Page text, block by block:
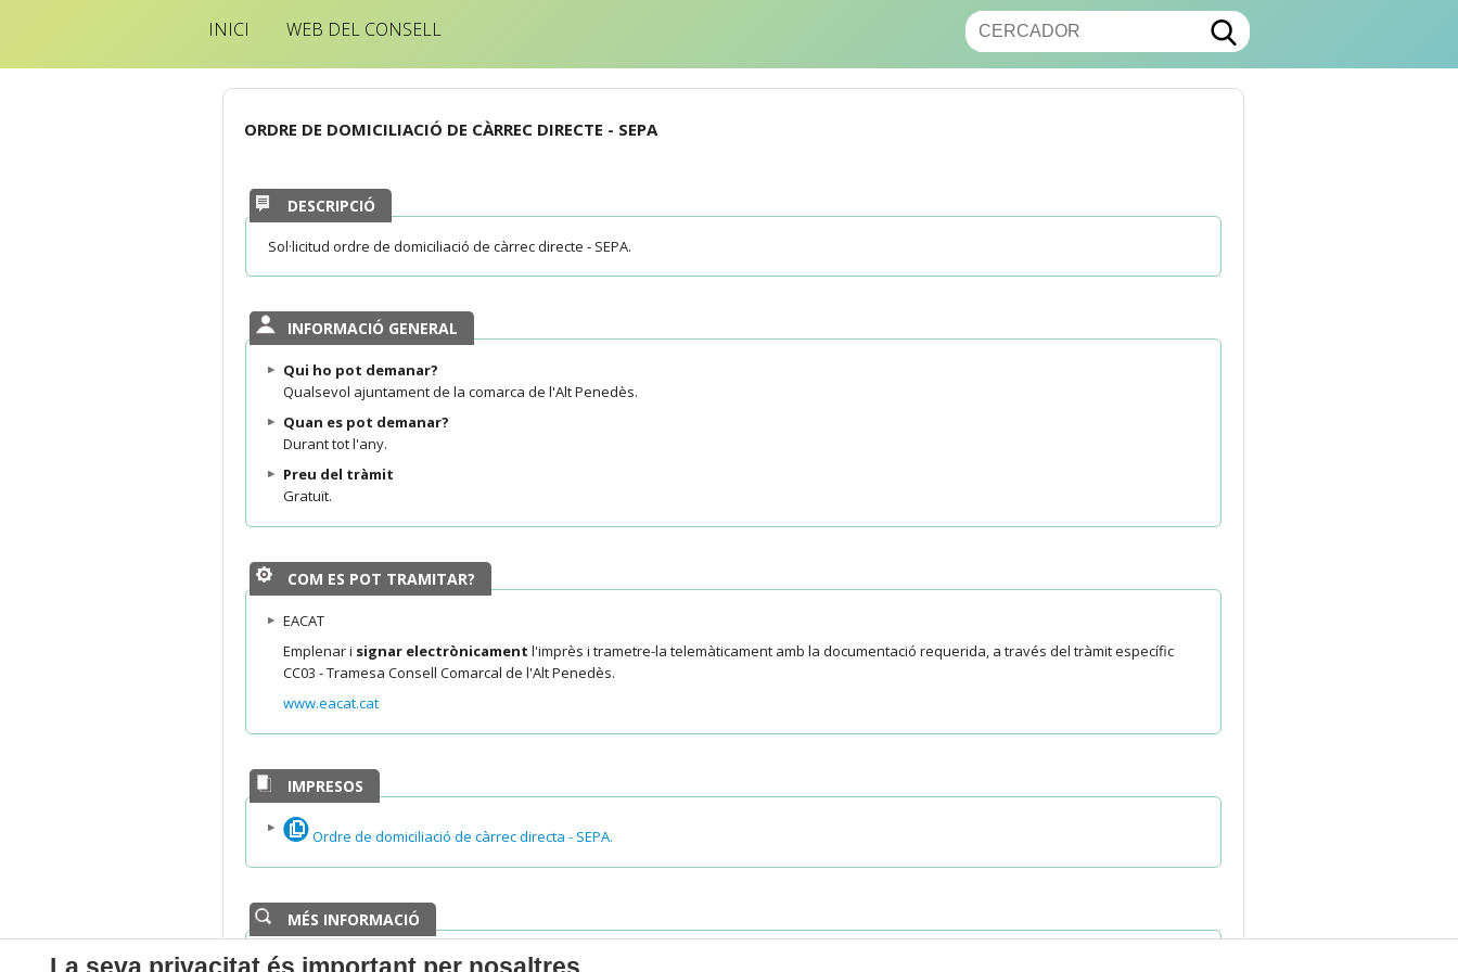
INICI WEB DEL CONSELL
ORDRE DE DOMICILIACIÓ DE CÀRREC DIRECTE - SEPA
DESCRIPCIÓ
Sol·licitud ordre de domiciliació de càrrec directe - SEPA.
INFORMACIÓ GENERAL
Qui ho pot demanar?
Qualsevol ajuntament de la comarca de l'Alt Penedès.
Quan es pot demanar?
Durant tot l'any.
Preu del tràmit
Gratuït.
COM ES POT TRAMITAR?
EACAT
Emplenar i signar electrònicament l'imprès i trametre-la telemàticament amb la documentació requerida, a través del tràmit específic
CC03 - Tramesa Consell Comarcal de l'Alt Penedès.
www.eacat.cat
IMPRESOS
Ordre de domiciliació de càrrec directa - SEPA.
MÉS INFORMACIÓ
Departament responsable del tràmit:
La seva privacitat és important per nosaltres